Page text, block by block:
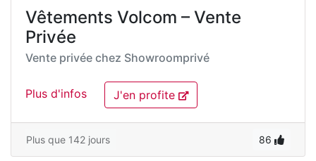
Vêtements Volcom – Vente
Privée
Vente privée chez Showroomprivé
Plus d'infos J'en profite
Plus que 142 jours 86